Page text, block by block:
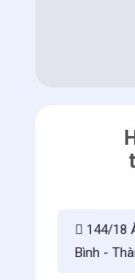
144/18
Bình -